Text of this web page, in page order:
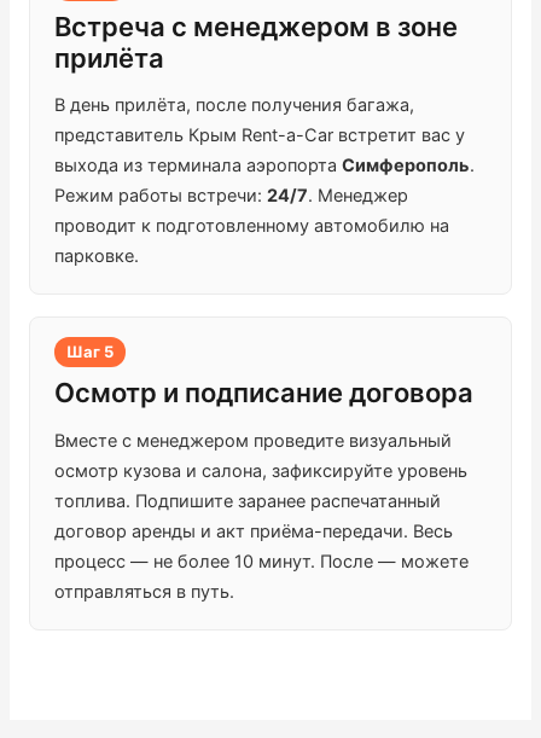
Встреча с менеджером в зоне
прилёта
В день прилёта, после получения багажа,
представитель Крым Rent-a-Car встретит вас у
выхода из терминала аэропорта Симферополь.
Режим работы встречи: 24/7. Менеджер
проводит к подготовленному автомобилю на
парковке.
Шаг 5
Осмотр и подписание договора
Вместе с менеджером проведите визуальный
осмотр кузова и салона, зафиксируйте уровень
топлива. Подпишите заранее распечатанный
договор аренды и акт приёма-передачи. Весь
процесс — не более 10 минут. После — можете
отправляться в путь.